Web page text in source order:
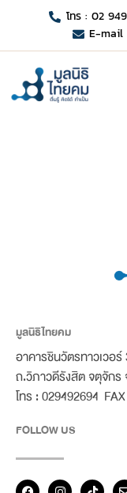
โทร : 02
E-
มูลนิธิไทยคม
อาคารชินวัตรทาวเวอ
ถ.วิภาวดีรังสิต จตุจักร
โทร : 029492694
FOLLOW US